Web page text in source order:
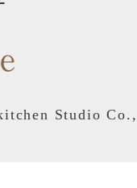
Studio